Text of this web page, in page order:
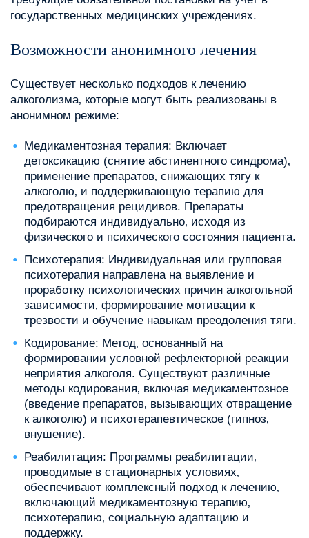
государственных медицинских учреждениях.
Возможности анонимного лечения
Существует несколько подходов к лечению
алкоголизма‚ которые могут быть реализованы в
анонимном режиме:
Медикаментозная терапия: Включает
детоксикацию (снятие абстинентного синдрома)‚
применение препаратов‚ снижающих тягу к
алкоголю‚ и поддерживающую терапию для
предотвращения рецидивов. Препараты
подбираются индивидуально‚ исходя из
физического и психического состояния пациента.
Психотерапия: Индивидуальная или групповая
психотерапия направлена на выявление и
проработку психологических причин алкогольной
зависимости‚ формирование мотивации к
трезвости и обучение навыкам преодоления тяги.
Кодирование: Метод‚ основанный на
формировании условной рефлекторной реакции
неприятия алкоголя. Существуют различные
методы кодирования‚ включая медикаментозное
(введение препаратов‚ вызывающих отвращение
к алкоголю) и психотерапевтическое (гипноз‚
внушение).
Реабилитация: Программы реабилитации‚
проводимые в стационарных условиях‚
обеспечивают комплексный подход к лечению‚
включающий медикаментозную терапию‚
психотерапию‚ социальную адаптацию и
поддержку.